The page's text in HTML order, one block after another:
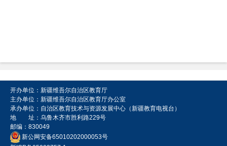
开办单位：新疆维吾尔自治区教育厅
主办单位：新疆维吾尔自治区教育厅办公室
承办单位：自治区教育技术与资源发展中心（新疆教育电视台）
地 址：乌鲁木齐市胜利路229号
邮编：830049
新公网安备65010202000053号